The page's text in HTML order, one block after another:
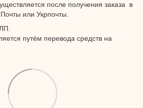
после получения заказа в
или Укрпочты.
путём перевода средств на